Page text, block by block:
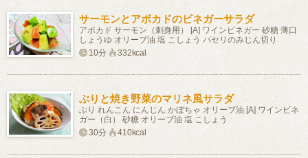
サーモンとアボカドのビネガーサラダ
アボカド サーモン（刺身用） [A] ワインビネガー 砂糖 薄口
しょうゆ オリーブ油 塩 こしょう パセリのみじん切り
10分
332kcal
ぶりと焼き野菜のマリネ風サラダ
ぶり れんこん にんじん かぼちゃ オリーブ油 [A] ワインビネ
ガー（白） 砂糖 オリーブ油 塩 こしょう
30分
410kcal